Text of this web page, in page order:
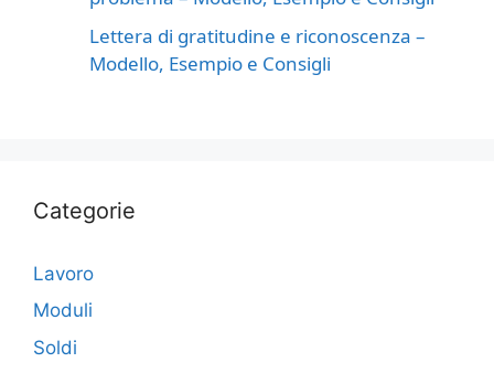
Lettera di gratitudine e riconoscenza –
Modello, Esempio e Consigli
Categorie
Lavoro
Moduli
Soldi